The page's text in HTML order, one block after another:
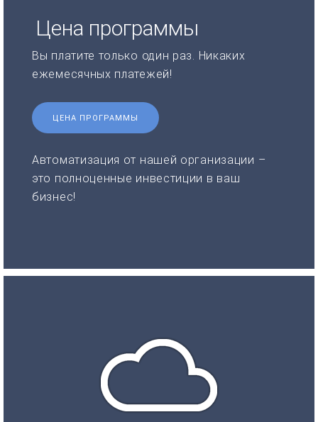
Цена программы
Вы платите только один раз. Никаких
ежемесячных платежей!
ЦЕНА ПРОГРАММЫ
Автоматизация от нашей организации –
это полноценные инвестиции в ваш
бизнес!